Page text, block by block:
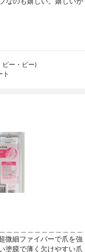
ビー・ビー)
ト
＿＿＿＿＿＿＿＿＿＿＿
微細ファイバーで爪を強
塗膜で薄く欠けやすい爪